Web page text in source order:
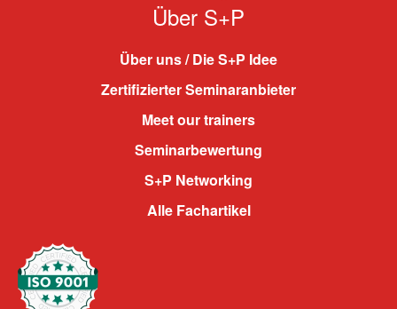
Über S+P
Über uns / Die S+P Idee
Zertifizierter Seminaranbieter
Meet our trainers
Seminarbewertung
S+P Networking
Alle Fachartikel